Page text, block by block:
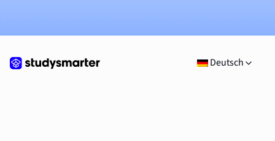
Deutsch